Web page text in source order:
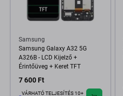
Samsung
Samsung Galaxy A32 5G
A326B - LCD Kijelző +
Érintőüveg + Keret TFT
7 600 Ft
VÁRHATÓ TELJESÍTÉS 10+